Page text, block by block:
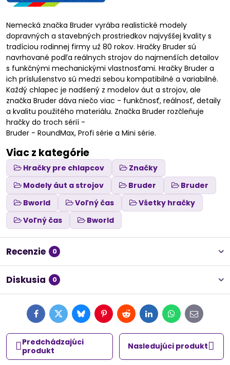
Nemecká značka Bruder vyrába realistické modely
dopravných a stavebných prostriedkov najvyššej kvality s
tradíciou rodinnej firmy už 80 rokov. Hračky Bruder sú
navrhované podľa reálnych strojov do najmenších detailov
s funkčnými mechanickými vlastnosťami. Hračky Bruder a
ich príslušenstvo sú medzi sebou kompatibilné a variabilné.
Každý chlapec je nadšený z modelov áut a strojov, ale
značka Bruder dáva niečo viac - funkčnosť, reálnosť, detaily
a kvalitu použitého materiálu. Značka Bruder rozčleňuje
hračky do troch sérií -
Bruder - RoundMax, Profi série a Mini série.
Viac z kategórie
Hračky pre chlapcov
Značky
Modely áut a strojov
Bruder
Bruder
Bworld
Voľný čas
Všetky hračky
Voľný čas
Bworld
Recenzie 0
Diskusia 0
FacebookTwitterBlueskyPinterestRedditLinkedInWhatsApp
E-
mail
Predchádzajúci
produkt
Nasledujúci produkt